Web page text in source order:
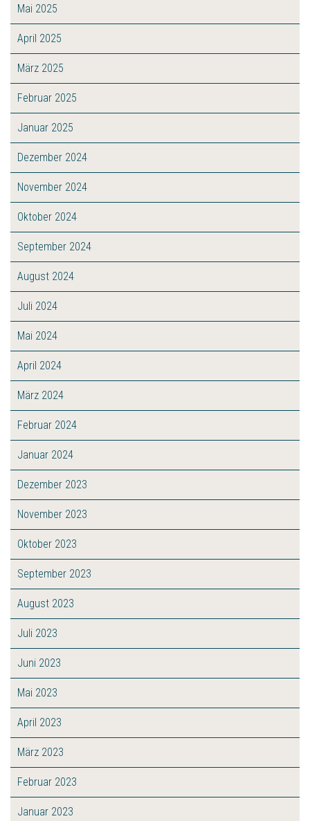
Mai 2025
April 2025
März 2025
Februar 2025
Januar 2025
Dezember 2024
November 2024
Oktober 2024
September 2024
August 2024
Juli 2024
Mai 2024
April 2024
März 2024
Februar 2024
Januar 2024
Dezember 2023
November 2023
Oktober 2023
September 2023
August 2023
Juli 2023
Juni 2023
Mai 2023
April 2023
März 2023
Februar 2023
Januar 2023